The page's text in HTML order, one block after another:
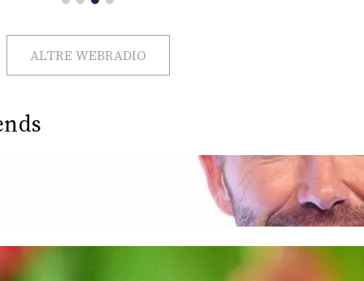
ALTRE WEBRADIO